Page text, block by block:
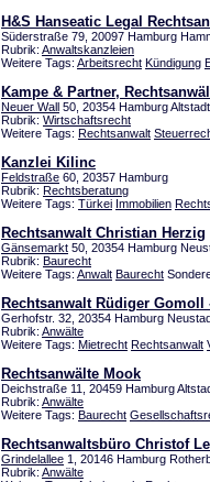
H&S Hanseatic Legal
Süderstraße 79, 20097 Hamburg
Rubrik: Anwaltskanzleien
Weitere Tags: Arbeitsrecht Kündigung
Kampe & Partner,
Neuer Wall 50, 20354 Hamburg Altstadt
Rubrik: Wirtschaftsrecht
Weitere Tags: Rechtsanwalt
Kanzlei Kilinc
Feldstraße 60, 20357 Hamburg
Rubrik: Rechtsberatung
Weitere Tags: Türkei Immobilien
Rechtsanwalt Christian Herzig
Gänsemarkt 50, 20354 Hamburg
Rubrik: Baurecht
Weitere Tags: Anwalt Baurecht
Rechtsanwalt Rüdiger Gomoll
Gerhofstr. 32, 20354 Hamburg
Rubrik: Anwälte
Weitere Tags: Mietrecht Rechtsanwalt
Rechtsanwälte Mook
Deichstraße 11, 20459 Hamburg
Rubrik: Anwälte
Weitere Tags: Baurecht
Rechtsanwaltsbüro Christof
Grindelallee 1, 20146 Hamburg
Rubrik: Anwälte